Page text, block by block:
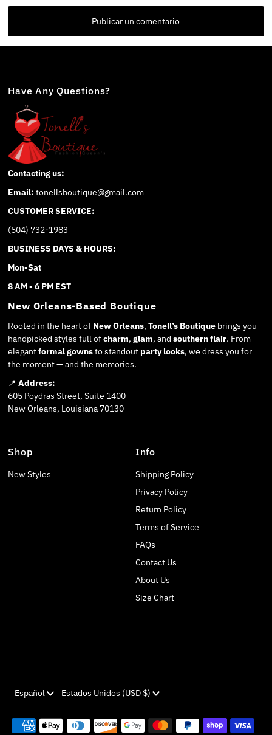
Have Any Questions?
Contacting us:
Email:tonellsboutique@gmail.com
CUSTOMER SERVICE:
(504) 732-1983
BUSINESS DAYS & HOURS:
Mon-Sat
8 AM - 6 PM EST
New Orleans-Based Boutique
Rooted in the heart of New Orleans,Tonell’s Boutique brings you
handpicked styles full ofcharm,glam, andsouthern flair. From
elegantformal gownsto standout party looks, we dress you for
the moment — and the memories.
📍Address:
605 Poydras Street, Suite 1400
New Orleans, Louisiana 70130
Shop
New Styles
Info
Shipping Policy
Privacy Policy
Return Policy
Terms of Service
FAQs
Contact Us
About Us
Size Chart
Idioma
Español Moneda
Estados Unidos (USD $)